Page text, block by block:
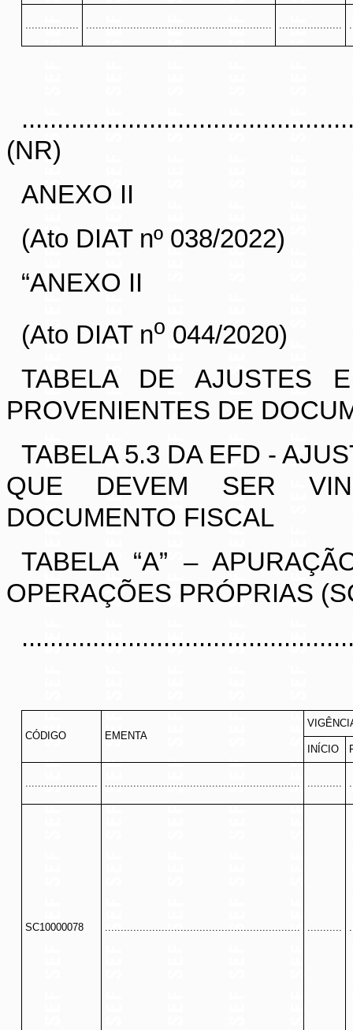
................. ........................................................... ....................
(NR)
ANEXO II
(Ato DIAT nº 038/2022)
“ANEXO II
(Ato DIAT no 044/2020)
TABELA DE AJUSTES
PROVENIENTES DE
TABELA 5.3 DA EFD -
QUE DEVEM SER
DOCUMENTO FISCAL
TABELA “A” –
OPERAÇÕES PRÓPRIAS
CÓDIGO EMENTA
INÍCIO
....................... .............................................................. ...........
SC10000078 .............................................................. ...........